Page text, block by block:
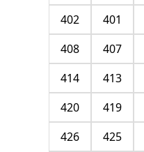
401
402
407
408
413
414
419
420
425
426